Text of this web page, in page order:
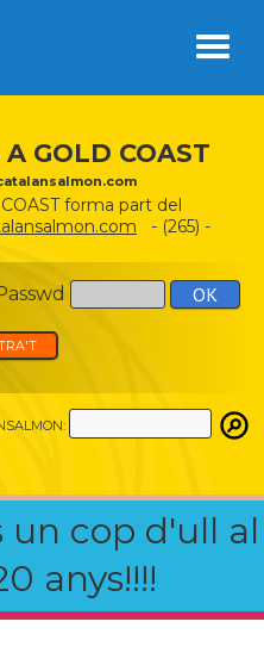
GOLD COAST
forma part del
- (265) -
un cop d'ull al
anys!!!!